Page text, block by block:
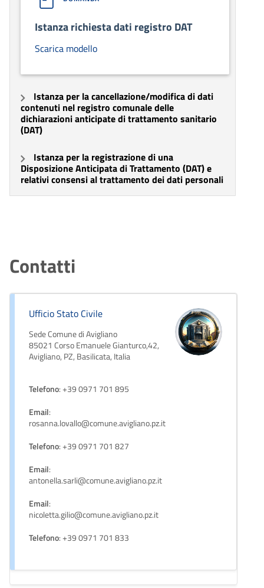
Istanza richiesta dati registro DAT
Scarica modello
Istanza per la cancellazione/modifica di dati
contenuti nel registro comunale delle
dichiarazioni anticipate di trattamento sanitario
(DAT)
Istanza per la registrazione di una
Disposizione Anticipata di Trattamento (DAT) e
relativi consensi al trattamento dei dati personali
Contatti
Ufficio Stato Civile
Sede Comune di Avigliano
85021 Corso Emanuele Gianturco,42,
Avigliano, PZ, Basilicata, Italia
Telefono: +39 0971 701 895
Email:
rosanna.lovallo@comune.avigliano.pz.it
Telefono: +39 0971 701 827
Email:
antonella.sarli@comune.avigliano.pz.it
Email:
nicoletta.gilio@comune.avigliano.pz.it
Telefono: +39 0971 701 833